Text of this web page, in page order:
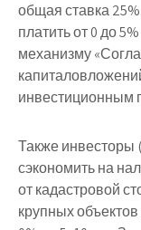
общая ставка
платить от 0 до
механизму
инвестиционным
Также инвесторы
сэкономить на
от кадастровой
крупных объектов